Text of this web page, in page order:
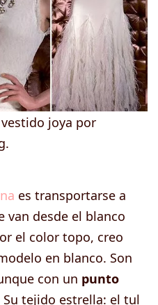
joya por
es transportarse a
van desde el blanco
el color topo, creo
en blanco. Son
con un punto
Su tejido estrella: el tul